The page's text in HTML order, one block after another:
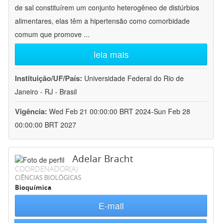
de sal constituírem um conjunto heterogêneo de distúrbios
alimentares, elas têm a hipertensão como comorbidade
comum que promove ...
leia mais
Instituição/UF/País: Universidade Federal do Rio de
Janeiro - RJ - Brasil
Vigência: Wed Feb 21 00:00:00 BRT 2024-Sun Feb 28
00:00:00 BRT 2027
Adelar Bracht
COORDENADOR(A)
CIÊNCIAS BIOLÓGICAS
Bioquímica
E-mail